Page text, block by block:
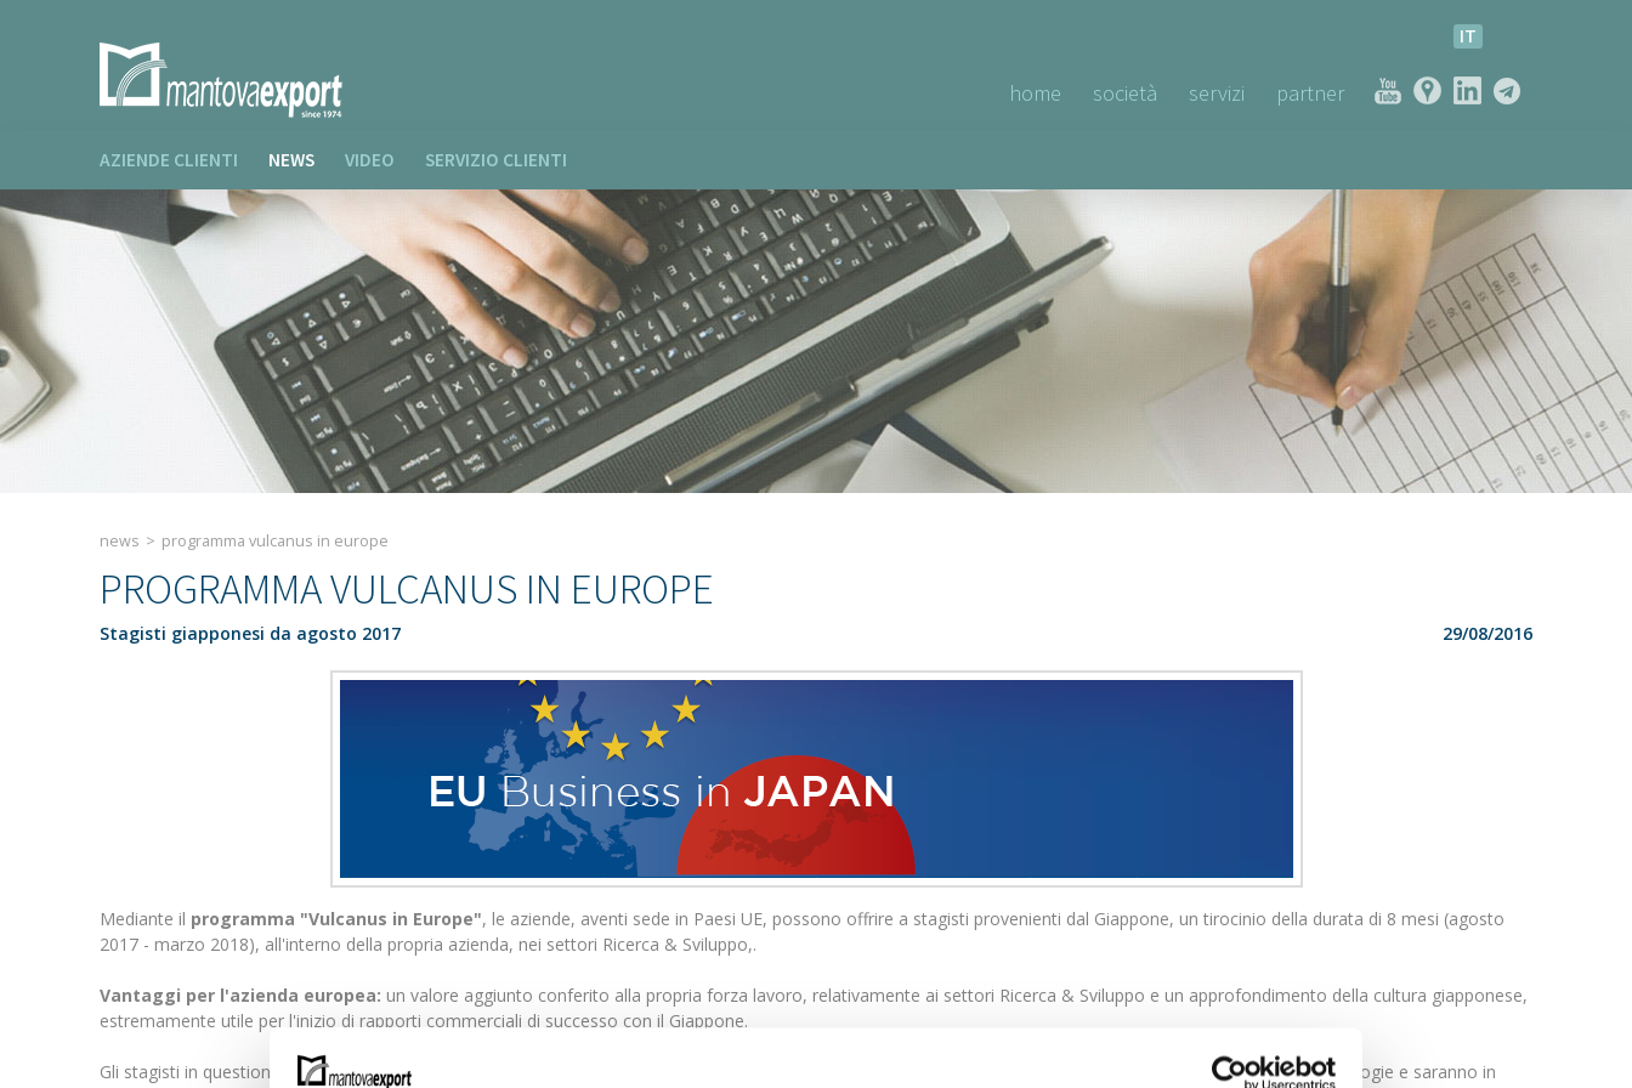
IT
home società servizi partner
AZIENDE CLIENTI NEWS VIDEO SERVIZIO CLIENTI
news > programma vulcanus in europe
PROGRAMMA VULCANUS IN EUROPE
Stagisti giapponesi da agosto 2017 29/08/2016
Mediante il programma "Vulcanus in Europe", le aziende, aventi sede in Paesi UE, possono offrire a stagisti provenienti dal Giappone, un tirocinio della durata di 8 mesi (agosto
2017 - marzo 2018), all'interno della propria azienda, nei settori Ricerca & Sviluppo,.
Vantaggi per l'azienda europea: un valore aggiunto conferito alla propria forza lavoro, relativamente ai settori Ricerca & Sviluppo e un approfondimento della cultura giapponese,
estremamente utile per l'inizio di rapporti commerciali di successo con il Giappone.
Gli stagisti in questione, provengono da università giapponesi primarie, ossia da facoltà come ingegneria, biologia e altri campi scientifici o relativi alle alte tecnologie e saranno in